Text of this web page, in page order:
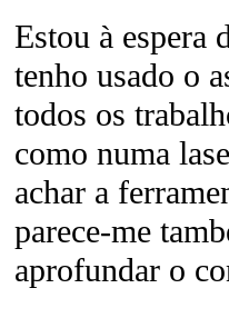
Estou à espera
tenho usado o
todos os
como numa
achar a
parece-me
aprofundar o